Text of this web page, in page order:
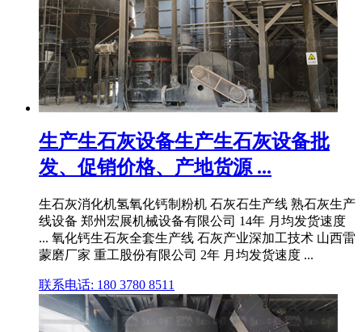
生产生石灰设备生产生石灰设备批
发、促销价格、产地货源 ...
生石灰消化机氢氧化钙制粉机 石灰石生产线 熟石灰生产
线设备 郑州宏展机械设备有限公司 14年 月均发货速度
... 氧化钙生石灰全套生产线 石灰产业深加工技术 山西雷
蒙磨厂家 重工股份有限公司 2年 月均发货速度 ...
联系电话: 180 3780 8511